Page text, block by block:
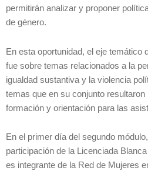
permitirán analizar y proponer
de género.
En esta oportunidad, el eje temático
fue sobre temas relacionados a la
igualdad sustantiva y la violencia
temas que en su conjunto
formación y orientación para las
En el primer día del segundo
participación de la Licenciada
es integrante de la Red de Mujeres